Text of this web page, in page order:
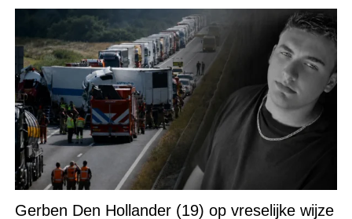
Gerben Den Hollander (19) op vreselijke wijze